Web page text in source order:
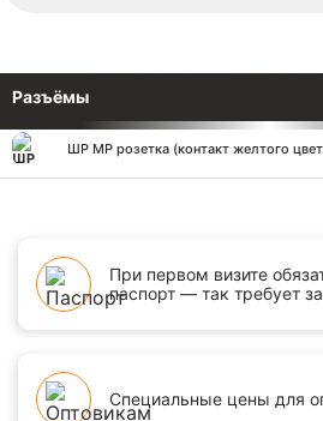
Разъёмы
ШР МР розетка (контакт желтого
При первом визите
паспорт — так требует
Специальные цены для